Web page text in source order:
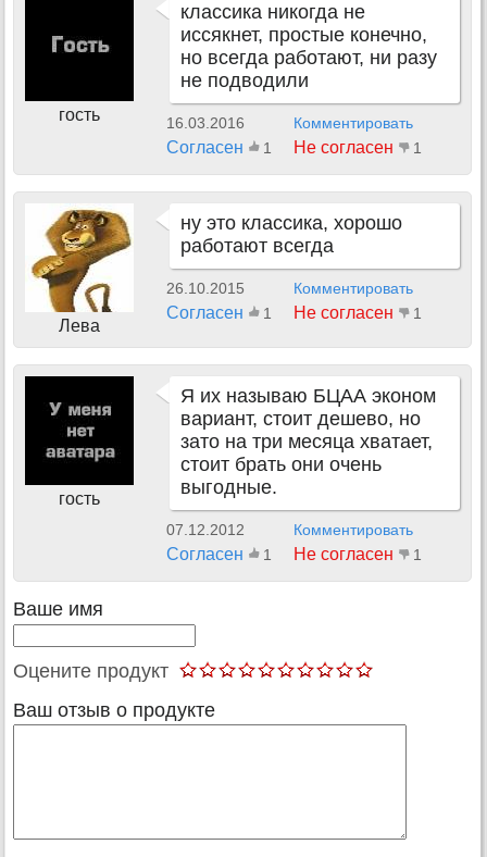
гость
классика никогда не
иссякнет, простые конечно,
но всегда работают, ни разу
не подводили
16.03.2016 Комментировать
Согласен 1 Не согласен 1
Лева
ну это классика, хорошо
работают всегда
26.10.2015 Комментировать
Согласен 1 Не согласен 1
гость
Я их называю БЦАА эконом
вариант, стоит дешево, но
зато на три месяца хватает,
стоит брать они очень
выгодные.
07.12.2012 Комментировать
Согласен 1 Не согласен 1
Ваше имя
Оцените продукт
Ваш отзыв о продукте